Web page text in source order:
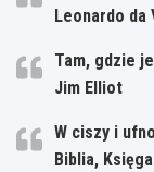
Leonardo da
Tam, gdzie
Jim Elliot
W ciszy i
Biblia,